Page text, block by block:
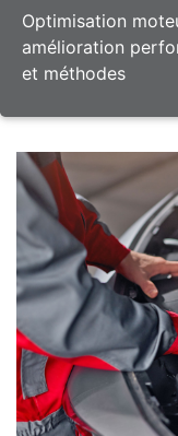
Optimisation
amélioration
et méthodes